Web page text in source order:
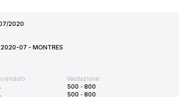
2020
07 - MONTRES
Valutazione:
500 - 800
500 - 800